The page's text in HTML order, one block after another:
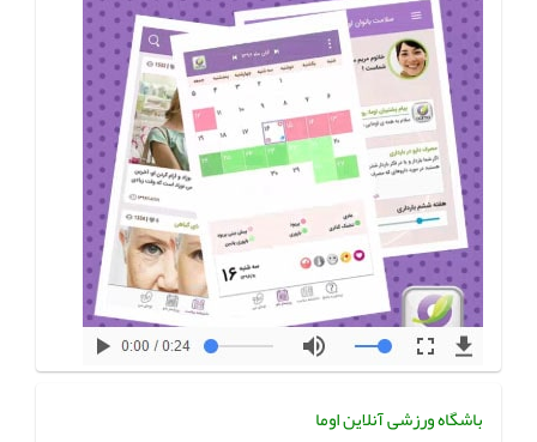
باشگاه ورزشی آنلاین اوما